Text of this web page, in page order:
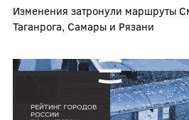
Изменения затронули маршруты
Таганрога, Самары и Рязани